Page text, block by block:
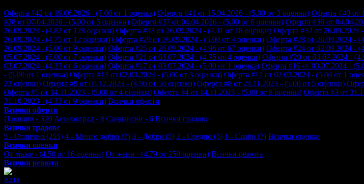
Оферта #42 от 19.06.2026 - (5.00 от 1 оценка) Оферта #41 от 15.04.2026 - (5.00 от 3 оценки) Оферта #40 от
#38 от 07.04.2026 - (5.00 от 5 оценки) Оферта #37 от 04.04.2026 - (5.00 от 6 оценки) Оферта #36 от
26.09.2024 - (4.82 от 128 оценки) Оферта #33 от 26.09.2024 - (4.11 от 18 оценки) Оферта #32 от 26.09.2024
26.09.2024 - (4.75 от 12 оценки) Оферта #29 от 26.09.2024 - (5.00 от 4 оценки) Оферта #28 от 26.09.2024 -
26.09.2024 - (5.00 от 9 оценки) Оферта #25 от 26.09.2024 - (4.96 от 67 оценки) Оферта #24 от 02.09.2024 -
05.07.2024 - (5.00 от 7 оценки) Оферта #21 от 03.07.2024 - (4.75 от 4 оценки) Оферта #20 от 03.07.2024 -
03.07.2024 - (4.33 от 6 оценки) Оферта #17 от 03.07.2024 - (5.00 от 1 оценка) Оферта #16 от 03.07.2024 -
- (5.00 от 1 оценка) Оферта #13 от 02.03.2024 - (5.00 от 3 оценки) Оферта #12 от 02.03.2024 - (5.00 от 1
23 оценки) Оферта #9 от 05.12.2023 - (4.90 от 50 оценки) Оферта #8 от 24.11.2023 - (5.00 от 5 оценки)
Оферта #5 от 14.11.2023 - (5.00 от 4 оценки) Оферта #4 от 14.11.2023 - (5.00 от 8 оценки) Оферта #3 от
31.10.2023 - (4.33 от 9 оценки) Всички оферти
Всички оферти
Пловдив - 320 Асеновград - 8 Сандански - 6 Всички градове
Всички градове
5 - Отлично (255) 4 - Много добро (7) 3 - Добро (5) 2 - Средно (5) 1 - Слабо (7) Всички оценки
Всички оценки
От мъже - (4.50 от 16 оценки) От жени - (4.79 от 250 оценки) Всички ревюта
Всички ревюта
Катя